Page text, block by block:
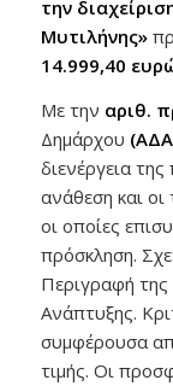
την
Μυτιλήνης»
14.999,40
Με την αριθ.
Δημάρχου
διενέργεια
ανάθεση και
οι οποίες
πρόσκληση.
Περιγραφή
Ανάπτυξης.
συμφέρουσα
τιμής. Οι